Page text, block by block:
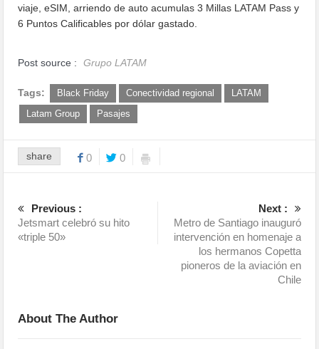
viaje, eSIM, arriendo de auto acumulas 3 Millas LATAM Pass y
6 Puntos Calificables por dólar gastado.
Post source : Grupo LATAM
Tags: Black Friday Conectividad regional
LATAM
Latam Group
Pasajes
share 0 0
Previous :
Jetsmart celebró su hito
«triple 50»
Next :
Metro de Santiago inauguró
intervención en homenaje a
los hermanos Copetta
pioneros de la aviación en
Chile
About The Author